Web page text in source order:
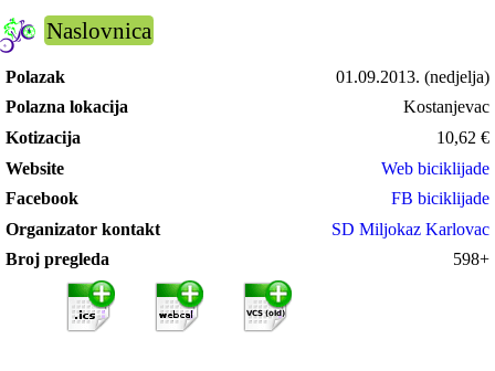
Naslovnica
Polazak 01.09.2013. (nedjelja)
Polazna lokacija
Kostanjevac
Kotizacija
10,62 €
Website
Web biciklijade
Facebook
FB biciklijade
Organizator kontakt
SD Miljokaz Karlovac
Broj pregleda
598+